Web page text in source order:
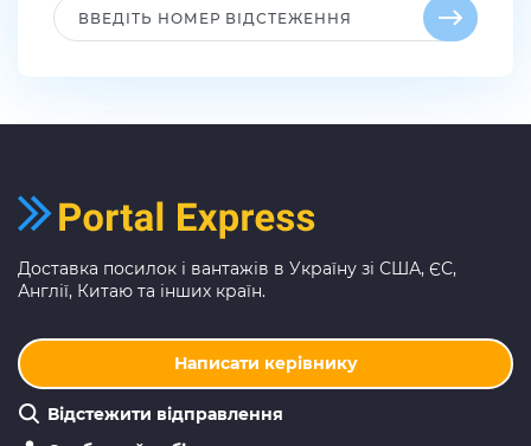
Доставка посилок і вантажів в Україну зі США, ЄС,
Англії, Китаю та інших країн.
Написати керівнику
Відстежити відправлення